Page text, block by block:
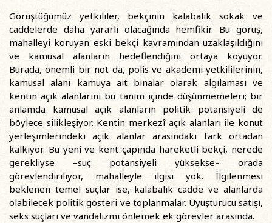
Görüştüğümüz yetkililer, bekçinin kalabalık sokak ve
caddelerde daha yararlı olacağında hemfikir. Bu görüş,
mahalleyi koruyan eski bekçi kavramından uzaklaşıldığını
ve kamusal alanların hedeflendiğini ortaya koyuyor.
Burada, önemli bir not da, polis ve akademi yetkililerinin,
kamusal alanı kamuya ait binalar olarak algılaması ve
kentin açık alanlarını bu tanım içinde düşünmemeleri; bir
anlamda kamusal açık alanların politik potansiyeli de
böylece silikleşiyor. Kentin merkezî açık alanları ile konut
yerleşimlerindeki açık alanlar arasındaki fark ortadan
kalkıyor. Bu yeni ve kent çapında hareketli bekçi, nerede
gerekliyse –suç potansiyeli yüksekse– orada
görevlendiriliyor, mahalleyle ilgisi yok. İlgilenmesi
beklenen temel suçlar ise, kalabalık cadde ve alanlarda
olabilecek politik gösteri ve toplanmalar. Uyuşturucu satışı,
seks suçları ve vandalizmi önlemek ek görevler arasında.